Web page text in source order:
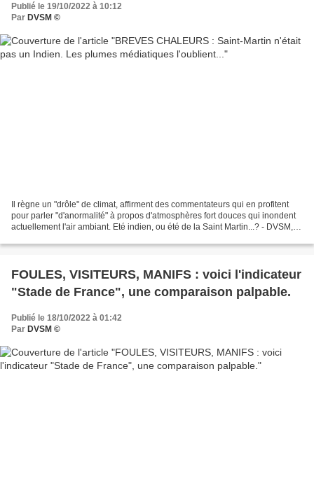
Publié le 19/10/2022 à 10:12
Par DVSM ©
Il règne un "drôle" de climat, affirment des commentateurs qui en profitent
pour parler "d'anormalité" à propos d'atmosphères fort douces qui inondent
actuellement l'air ambiant. Eté indien, ou été de la Saint Martin...? - DVSM,
FOULES, VISITEURS, MANIFS : voici l'indicateur
"Stade de France", une comparaison palpable.
Publié le 18/10/2022 à 01:42
Par DVSM ©